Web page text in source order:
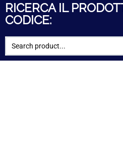
RICERCA IL
CODICE: